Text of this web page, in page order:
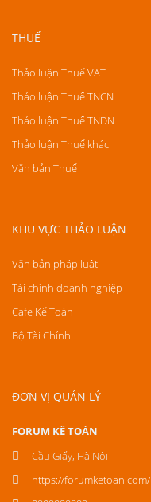
THUẾ
Thảo luận Thuế VAT
Thảo luận Thuế TNCN
Thảo luận Thuế TNDN
Thảo luận Thuế khác
Văn bản Thuế
KHU VỰC THẢO LUẬN
Văn bản pháp luật
Tài chính doanh nghiệp
Cafe Kế Toán
Bộ Tài Chính
ĐƠN VỊ QUẢN LÝ
FORUM KẾ TOÁN
Cầu Giấy, Hà Nội
https://forumketoan.com/